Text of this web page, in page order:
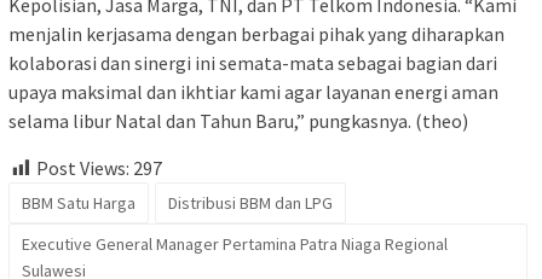
menjalin kerjasama dengan berbagai pihak yang diharapkan
kolaborasi dan sinergi ini semata-mata sebagai bagian dari
upaya maksimal dan ikhtiar kami agar layanan energi aman
selama libur Natal dan Tahun Baru,” pungkasnya. (theo)
Post Views: 297
BBM Satu Harga
Distribusi BBM dan LPG
Executive General Manager Pertamina Patra Niaga Regional
Sulawesi